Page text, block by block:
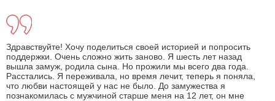
Здравствуйте! Хочу поделиться своей историей и попросить
поддержки. Очень сложно жить заново. Я шесть лет назад
вышла замуж, родила сына. Но прожили мы всего два года.
Расстались. Я переживала, но время лечит, теперь я поняла,
что любви настоящей у нас не было. До замужества я
познакомилась с мужчиной старше меня на 12 лет, он мне